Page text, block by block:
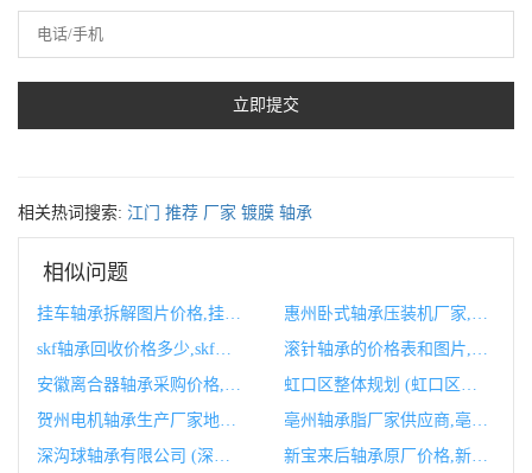
相关热词搜索: 江门 推荐 厂家 镀膜 轴承
相似问题
新宝来后轴承原厂价格,新宝来原厂喇叭